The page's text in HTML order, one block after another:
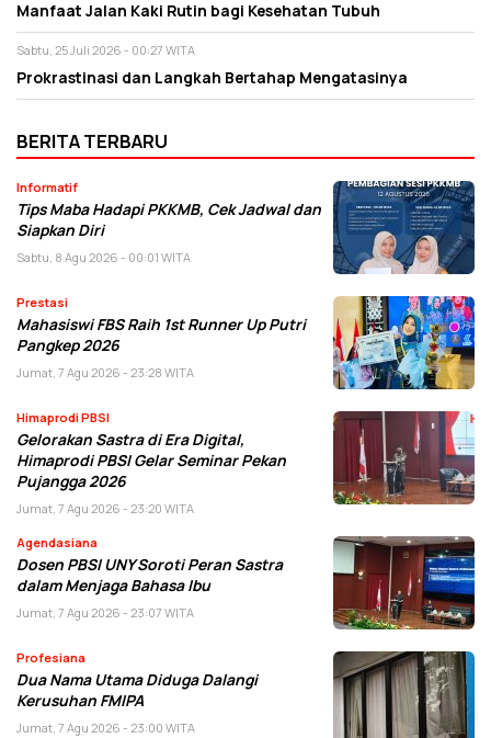
Manfaat Jalan Kaki Rutin bagi Kesehatan Tubuh
Sabtu, 25 Juli 2026 - 00:27 WITA
Prokrastinasi dan Langkah Bertahap Mengatasinya
BERITA TERBARU
Informatif
Tips Maba Hadapi PKKMB, Cek Jadwal dan
Siapkan Diri
Sabtu, 8 Agu 2026 - 00:01 WITA
Prestasi
Mahasiswi FBS Raih 1st Runner Up Putri
Pangkep 2026
Jumat, 7 Agu 2026 - 23:28 WITA
Himaprodi PBSI
Gelorakan Sastra di Era Digital,
Himaprodi PBSI Gelar Seminar Pekan
Pujangga 2026
Jumat, 7 Agu 2026 - 23:20 WITA
Agendasiana
Dosen PBSI UNY Soroti Peran Sastra
dalam Menjaga Bahasa Ibu
Jumat, 7 Agu 2026 - 23:07 WITA
Profesiana
Dua Nama Utama Diduga Dalangi
Kerusuhan FMIPA
Jumat, 7 Agu 2026 - 23:00 WITA